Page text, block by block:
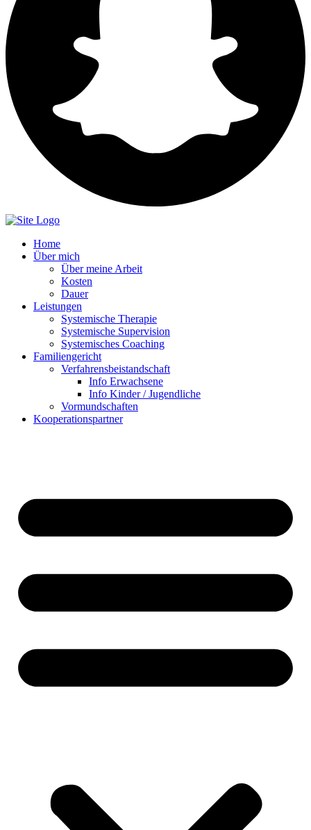
Home
Über mich
Über meine Arbeit
Kosten
Dauer
Leistungen
Systemische Therapie
Systemische Supervision
Systemisches Coaching
Familiengericht
Verfahrensbeistandschaft
Info Erwachsene
Info Kinder / Jugendliche
Vormundschaften
Kooperationspartner